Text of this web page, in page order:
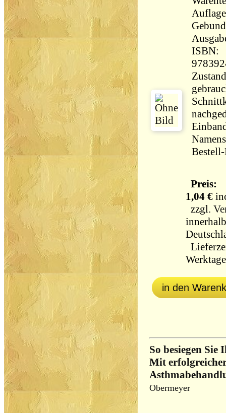
Auflage
ISBN:
Preis:
1,04 €
zzgl.
innerhalb
in den
So besiegen Sie
Mit
Obermeyer